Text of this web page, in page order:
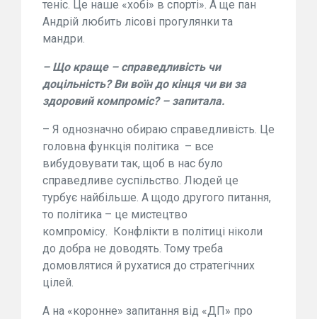
теніс. Це наше «хобі» в спорті». А ще пан
Андрій любить лісові прогулянки та
мандри.
– Що краще – справедливість чи
доцільність? Ви воїн до кінця чи ви за
здоровий компроміс? – запитала.
– Я однозначно обираю справедливість. Це
головна функція політика – все
вибудовувати так, щоб в нас було
справедливе суспільство. Людей це
турбує найбільше. А щодо другого питання,
то політика – це мистецтво
компромісу. Конфлікти в політиці ніколи
до добра не доводять. Тому треба
домовлятися й рухатися до стратегічних
цілей.
А на «коронне» запитання від «ДП» про